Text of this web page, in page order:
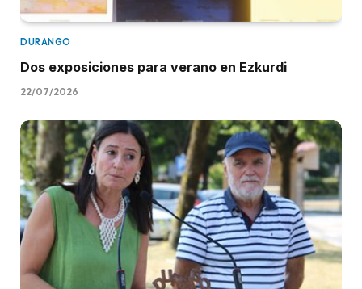
DURANGO
Dos exposiciones para verano en Ezkurdi
22/07/2026